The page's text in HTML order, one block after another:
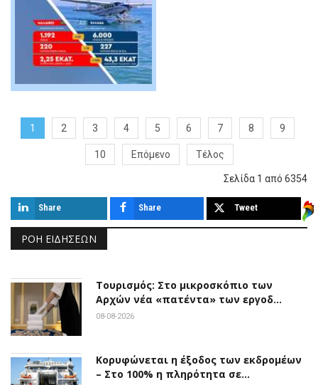
1 2 3 4 5 6 7 8 9
10 Επόμενο Τέλος
Σελίδα 1 από 6354
Share Share Tweet
ΡΟΉ ΕΙΔΉΣΕΩΝ
Τουρισμός: Στο μικροσκόπιο των
Αρχών νέα «πατέντα» των εργοδ…
08-08-2026
Κορυφώνεται η έξοδος των εκδρομέων
– Στο 100% η πληρότητα σε…